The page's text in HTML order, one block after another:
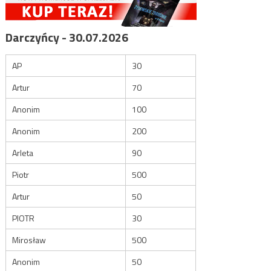
Darczyńcy - 30.07.2026
AP
30
Artur
70
Anonim
100
Anonim
200
Arleta
90
Piotr
500
Artur
50
PIOTR
30
Mirosław
500
Anonim
50